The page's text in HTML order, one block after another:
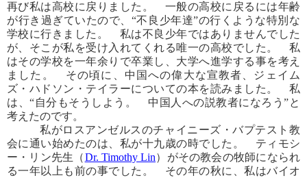
再び私は高校に戻りました。 一般の高校に戻るには年齢
が行き過ぎていたので、“不良少年達”の行くような特別な
学校に行きました。 私は不良少年ではありませんでした
が、そこが私を受け入れてくれる唯一の高校でした。 私
はその学校を一年余りで卒業し、大学へ進学する事を考え
ました。 その頃に、中国への偉大な宣教者、ジェイム
ズ・ハドソン・テイラーについての本を読みました。 私
は、“自分もそうしよう。 中国人への説教者になろう”と
考えたのです。
私がロスアンゼルスのチャイニーズ・バプテスト教
会に通い始めたのは、私が十九歳の時でした。 ティモシ
ー・リン先生（Dr. Timothy Lin）がその教会の牧師になられ
る一年以上も前の事でした。 その年の秋に、私はバイオ